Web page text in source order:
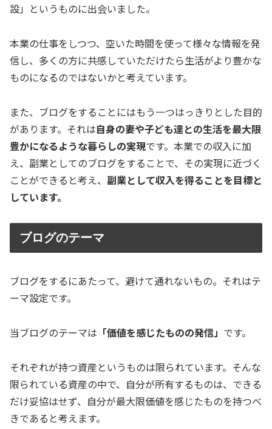
設」というものに出会いました。
本業の仕事をしつつ、空いた時間を使って様々な情報を発
信し、多くの方に共感していただけたら生活がより豊かな
ものになるのではないかと考えています。
また、ブログをすることにはもう一つはっきりとした目的
があります。それは自身の妻や子ども達との生活を最大限
豊かになるような暮らしの実現です。本業での収入に加
え、副業としてのブログをすることで、その実現に近づく
ことができると考え、 副業として収入を得ることを目標と
しています。
ブログのテーマ
ブログをするにあたって、避けて通れないもの。それはテ
ーマ設定です。
当ブログのテーマは 「価値を感じたものの発信」 です。
それぞれが持つ資産というものは限られています。そんな
限られている資産の中で、自分が所有するものは、できる
だけ妥協はせず、自分が最大限価値を感じたものを持つべ
きであると考えます。